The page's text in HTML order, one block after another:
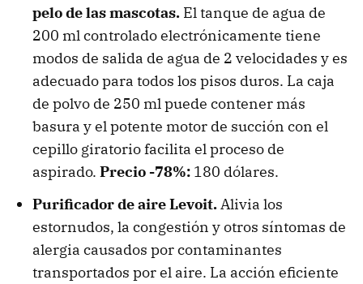
pelo de las mascotas. El tanque de agua de
200 ml controlado electrónicamente tiene
modos de salida de agua de 2 velocidades y es
adecuado para todos los pisos duros. La caja
de polvo de 250 ml puede contener más
basura y el potente motor de succión con el
cepillo giratorio facilita el proceso de
aspirado. Precio -78%: 180 dólares.
Purificador de aire Levoit. Alivia los
estornudos, la congestión y otros síntomas de
alergia causados por contaminantes
transportados por el aire. La acción eficiente